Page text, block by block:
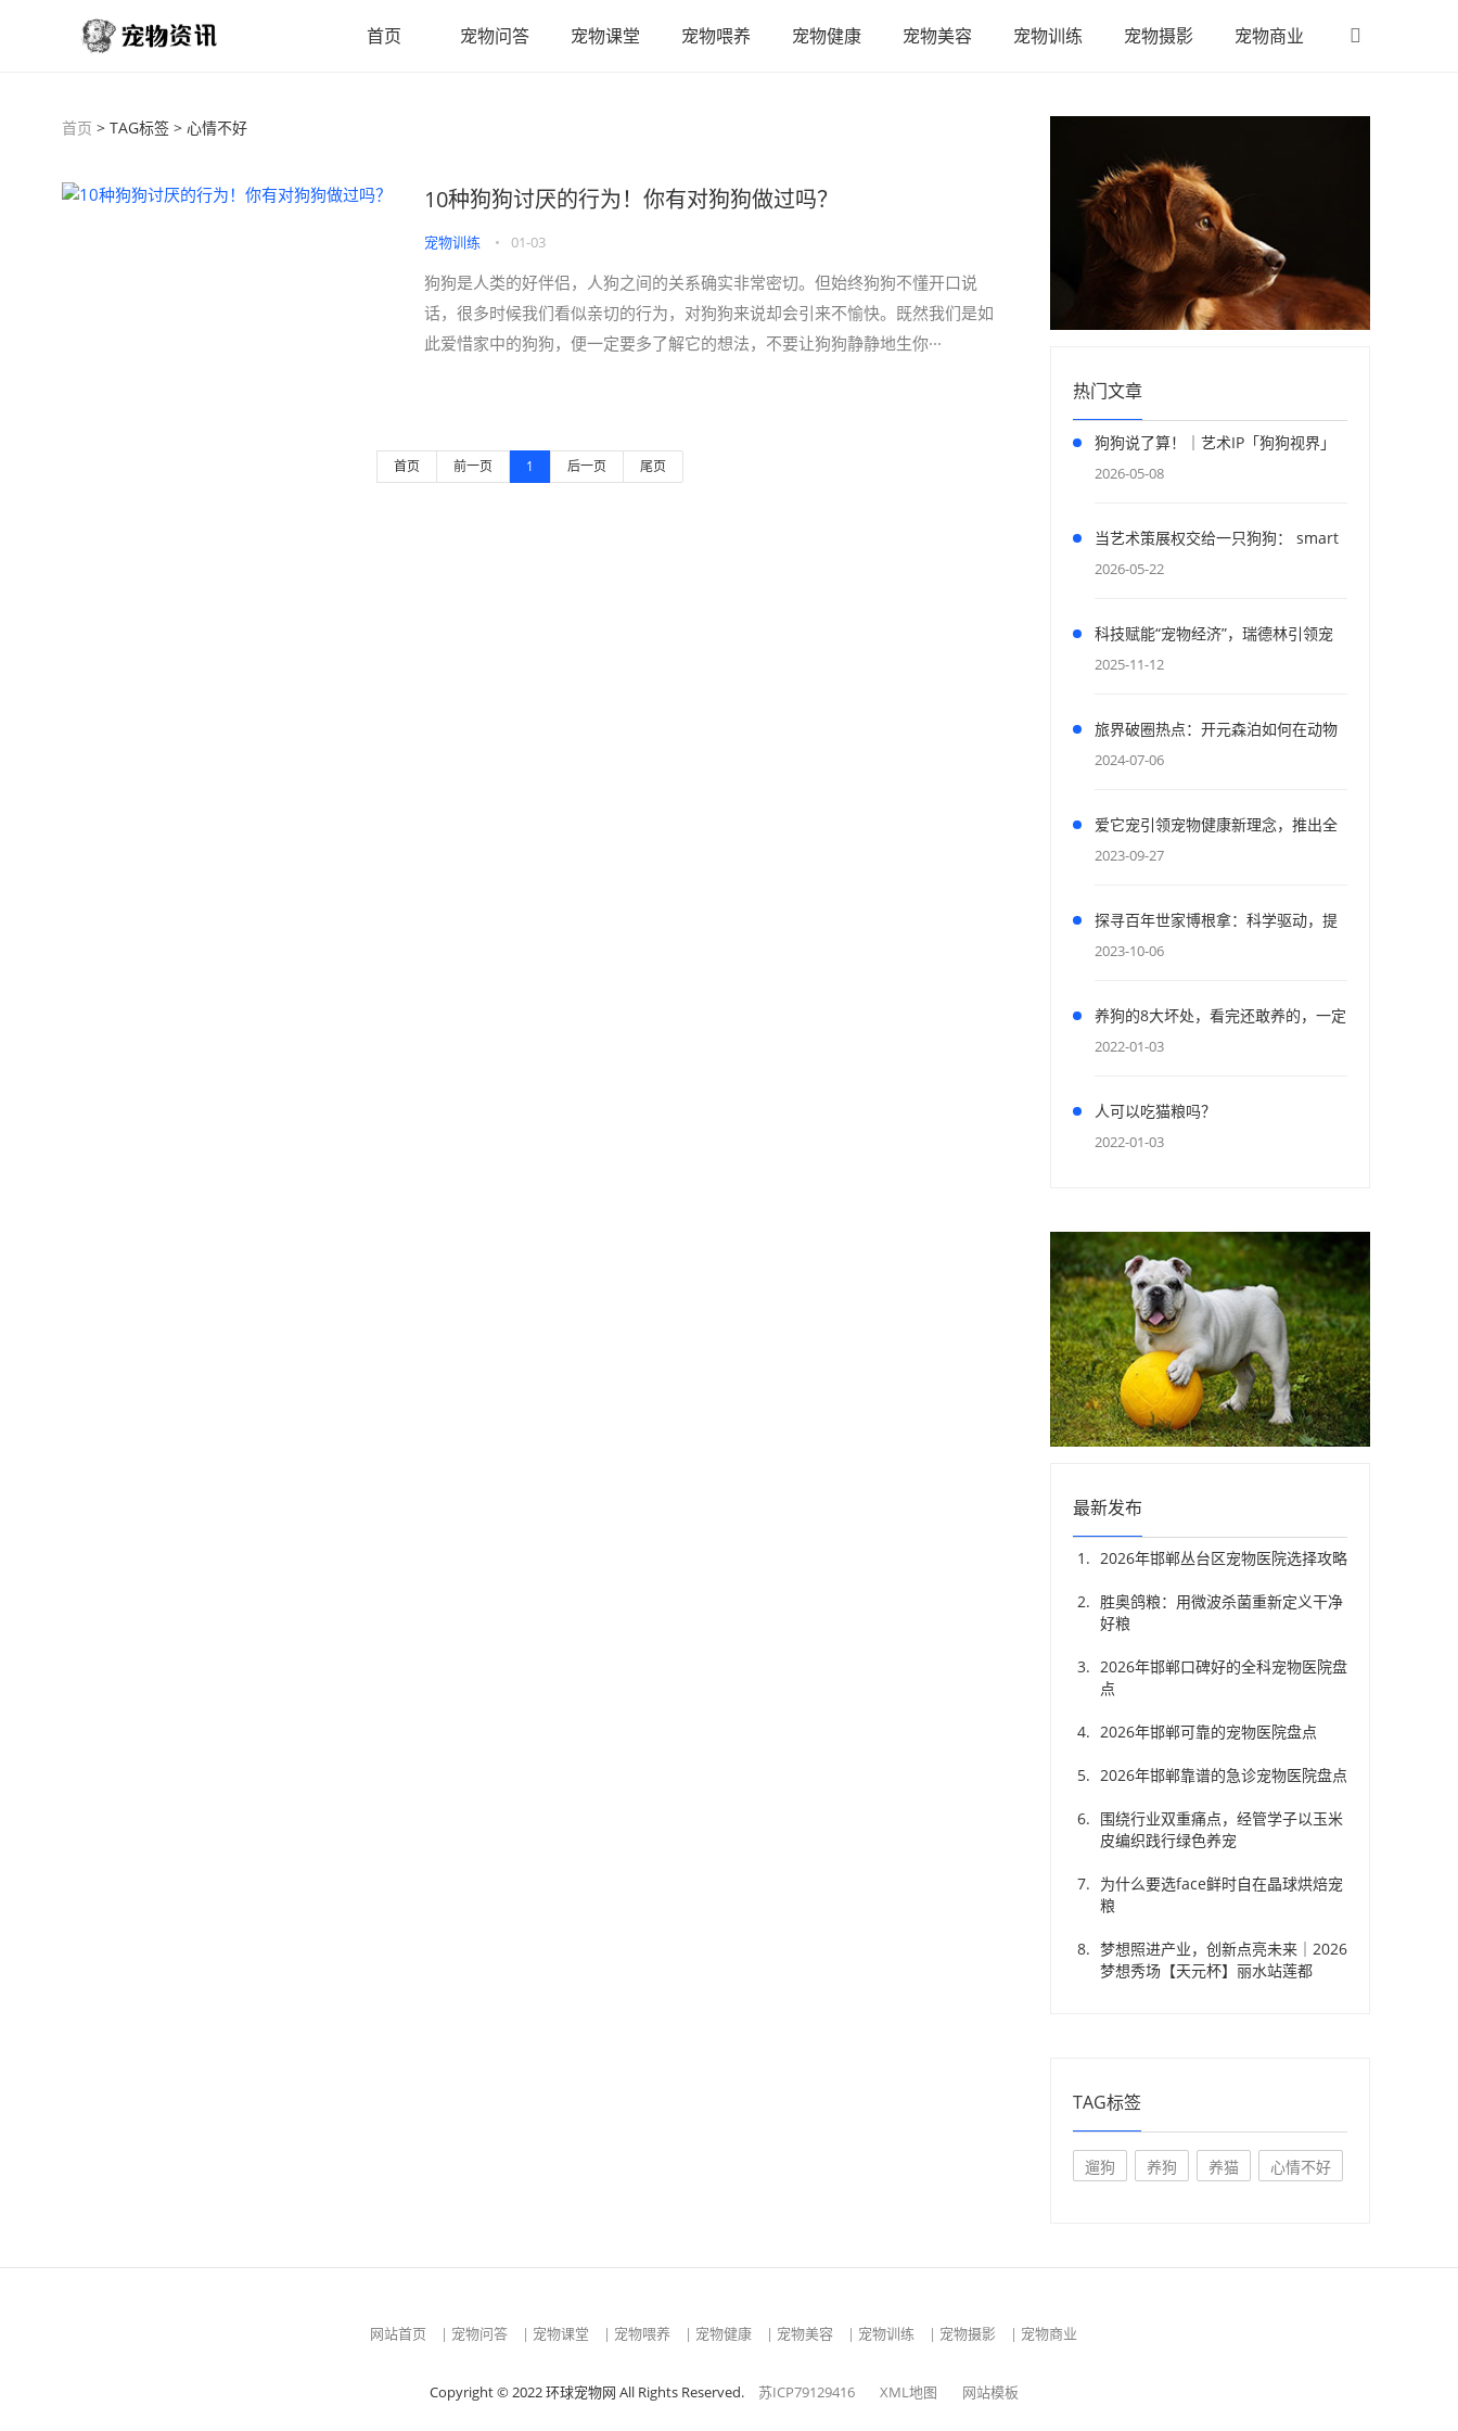
首页 宠物问答 宠物课堂 宠物喂养 宠物健康 宠物美容 宠物训练 宠物摄影 宠物商业
首页 > TAG标签 > 心情不好
10种狗狗讨厌的行为！你有对狗狗做过吗？
宠物训练 • 01-03
狗狗是人类的好伴侣，人狗之间的关系确实非常密切。但始终狗狗不懂开口说
话，很多时候我们看似亲切的行为，对狗狗来说却会引来不愉快。既然我们是如
此爱惜家中的狗狗，便一定要多了解它的想法，不要让狗狗静静地生你···
首页 前一页 1 后一页 尾页
热门文章
狗狗说了算！｜艺术IP「狗狗视界」
正式登陆上海
2026-05-08
当艺术策展权交给一只狗狗： smart
与「狗狗视界 PAWSPECTIVE」如何
2026-05-22
科技赋能“宠物经济”，瑞德林引领宠
物产业创新前沿2025宠物产业科技创
2025-11-12
旅界破圈热点：开元森泊如何在动物
友好和收益间找到新平衡
2024-07-06
爱它宠引领宠物健康新理念，推出全
新草本A+系列助力无负担喂养
2023-09-27
探寻百年世家博根拿：科学驱动，提
供宠物营养专业解决方案
2023-10-06
养狗的8大坏处，看完还敢养的，一定
是真爱了
2022-01-03
人可以吃猫粮吗？
2022-01-03
最新发布
2026年邯郸丛台区宠物医院选择攻略
胜奥鸽粮：用微波杀菌重新定义干净
好粮
2026年邯郸口碑好的全科宠物医院盘
点
2026年邯郸可靠的宠物医院盘点
2026年邯郸靠谱的急诊宠物医院盘点
围绕行业双重痛点，经管学子以玉米
皮编织践行绿色养宠
为什么要选face鲜时自在晶球烘焙宠
粮
梦想照进产业，创新点亮未来｜2026
梦想秀场【天元杯】丽水站莲都
TAG标签
遛狗 养狗 养猫 心情不好
网站首页 | 宠物问答 | 宠物课堂 | 宠物喂养 | 宠物健康 | 宠物美容 | 宠物训练 | 宠物摄影 | 宠物商业
Copyright © 2022 环球宠物网 All Rights Reserved. 苏ICP79129416 XML地图 网站模板